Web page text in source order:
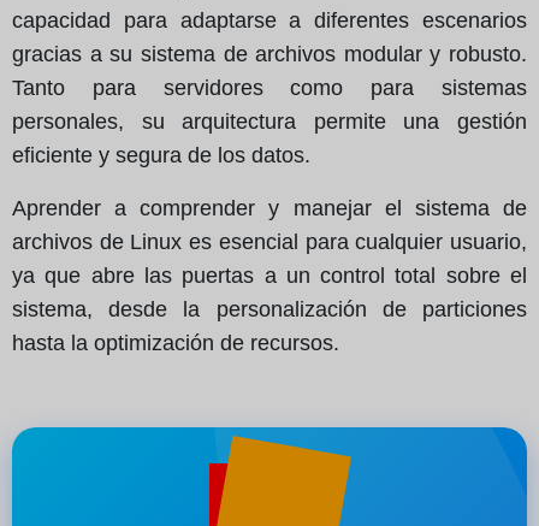
capacidad para adaptarse a diferentes escenarios
gracias a su sistema de archivos modular y robusto.
Tanto para servidores como para sistemas
personales, su arquitectura permite una gestión
eficiente y segura de los datos.
Aprender a comprender y manejar el sistema de
archivos de Linux es esencial para cualquier usuario,
ya que abre las puertas a un control total sobre el
sistema, desde la personalización de particiones
hasta la optimización de recursos.